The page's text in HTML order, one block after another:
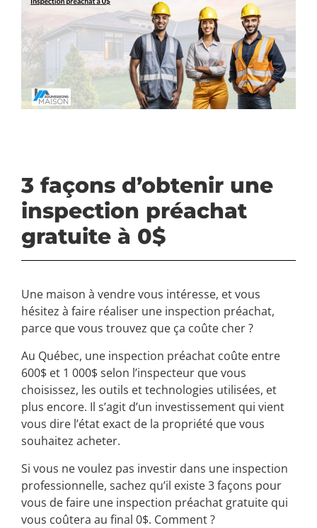
3 façons d’obtenir une
inspection préachat
gratuite à 0$
Une maison à vendre vous intéresse, et vous
hésitez à faire réaliser une inspection préachat,
parce que vous trouvez que ça coûte cher ?
Au Québec, une inspection préachat coûte entre
600$ et 1 000$ selon l’inspecteur que vous
choisissez, les outils et technologies utilisées, et
plus encore. Il s’agit d’un investissement qui vient
vous dire l’état exact de la propriété que vous
souhaitez acheter.
Si vous ne voulez pas investir dans une inspection
professionnelle, sachez qu’il existe 3 façons pour
vous de faire une inspection préachat gratuite qui
vous coûtera au final 0$. Comment ?